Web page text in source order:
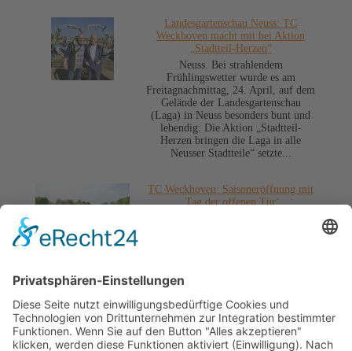
Landesgartenschau Neuss: TC
Weckhoven macht mit bei Aktion
„Stadtteil-Herzen“
Neuss. Bei strahlendem
Frühlingswetter wurde es am
Freitagnachmittag, 24. April, auf dem
Gelände der Landesgartenschau
(Laga) in Neuss besonders bunt und
lebendig: Die Aktion „Stadtteil-
Herzen bringen die Laga in alle
Neusser Stadtteile“ setzte...
TC Weckhoven: Saisoneröffnung mit
‚Tag der offenen Tür‘
Am Samstag, 12. April, haben alle
Uhr...
» Weitere Pressemitteilungen